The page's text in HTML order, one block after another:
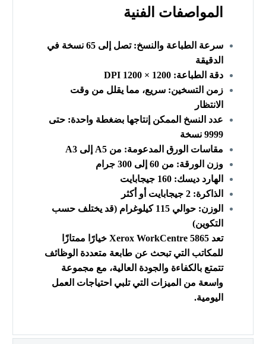
المواصفات الفنية
سرعة الطباعة والنسخ: تصل إلى 65 نسخة في
الدقيقة
دقة الطباعة: 1200 × 1200 DPI
زمن التسخين: سريع، مما يقلل من وقت
الانتظار
عدد النسخ الممكن إنتاجها بضغطة واحدة: حتى
9999 نسخة
مقاسات الورق المدعومة: من A5 إلى A3
وزن الورقة: من 60 إلى 300 جرام
الهارد ديسك: 160 جيجابايت
الذاكرة: 2 جيجابايت أو أكثر
الوزن: حوالي 115 كيلوغرام (قد يختلف حسب
التكوين)
تعد Xerox WorkCentre 5865 خيارًا ممتازًا
للمكاتب التي تبحث عن طابعة متعددة الوظائف
تتمتع بالكفاءة والجودة العالية، مع مجموعة
واسعة من الميزات التي تلبي احتياجات العمل
اليومية.